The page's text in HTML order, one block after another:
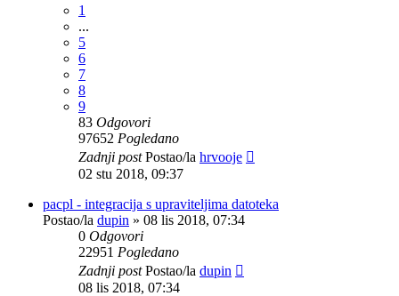
1
...
5
6
7
8
9
83 Odgovori
97652 Pogledano
Zadnji postPostao/la hrvooje
02 stu 2018, 09:37
pacpl - integracija s upraviteljima datoteka
Postao/la dupin » 08 lis 2018, 07:34
0 Odgovori
22951 Pogledano
Zadnji postPostao/la dupin
08 lis 2018, 07:34